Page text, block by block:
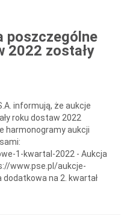
poszczególne
2022 zostały
informują, że aukcje
roku dostaw 2022
harmonogramy aukcji
1-kwartal-2022 - Aukcja
www.pse.pl/aukcje-
na 2. kwartał